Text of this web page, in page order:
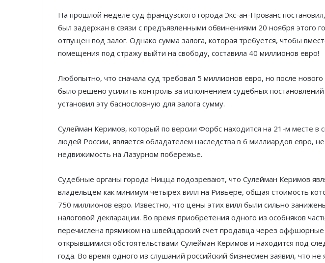
На прошлой неделе суд французского города Экс-ан-Прованс
был задержан в связи с предъявленными обвинениями 20 ноября этого
отпущен под залог. Однако сумма залога, которая требуется, чтобы
помещения под стражу выйти на свободу, составила 40 миллионов евро!
Любопытно, что сначала суд требовал 5 миллионов евро, но после
было решено усилить контроль за исполнением судебных
установил эту баснословную для залога сумму.
Сулейман Керимов, который по версии Форбс находится на 21-м месте в
людей России, является обладателем наследства в 6 миллиардов евро, не
недвижимость на Лазурном побережье.
Судебные органы города Ницца подозревают, что Сулейман Керимов
владельцем как минимум четырех вилл на Ривьере, общая стоимость
750 миллионов евро. Известно, что цены этих вилл были сильно
налоговой декларации. Во время приобретения одного из особняков
перечислена прямиком на швейцарский счет продавца через оффшорные
открывшимися обстоятельствами Сулейман Керимов и находится под
года. Во время одного из слушаний российский бизнесмен заявил, что не